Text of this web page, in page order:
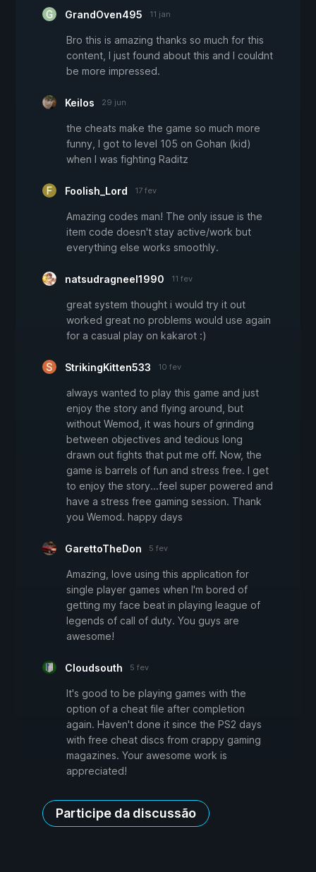
GrandOven495 11 jan
Bro this is amazing thanks so much for this
content, I just found about this and I couldnt
be more impressed.
Keilos 29 jun
the cheats make the game so much more
funny, I got to level 105 on Gohan (kid)
when I was fighting Raditz
Foolish_Lord 17 fev
Amazing codes man! The only issue is the
item code doesn't stay active/work but
everything else works smoothly.
natsudragneel1990 11 fev
great system thought i would try it out
worked great no problems would use again
for a casual play on kakarot :)
StrikingKitten533 10 fev
always wanted to play this game and just
enjoy the story and flying around, but
without Wemod, it was hours of grinding
between objectives and tedious long
drawn out fights that put me off. Now, the
game is barrels of fun and stress free. I get
to enjoy the story...feel super powered and
have a stress free gaming session. Thank
you Wemod. happy days
GarettoTheDon 5 fev
Amazing, love using this application for
single player games when I'm bored of
getting my face beat in playing league of
legends of call of duty. You guys are
awesome!
Cloudsouth 5 fev
It's good to be playing games with the
option of a cheat file after completion
again. Haven't done it since the PS2 days
with free cheat discs from crappy gaming
magazines. Your awesome work is
appreciated!
Participe da discussão